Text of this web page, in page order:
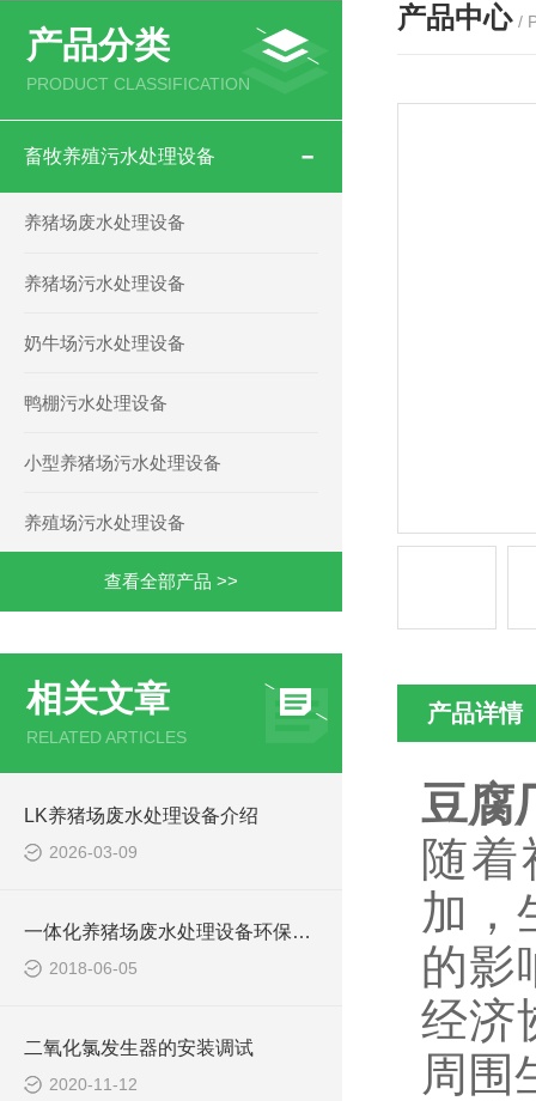
产品分类
PRODUCT CLASSIFICATION
畜牧养殖污水处理设备
养猪场废水处理设备
养猪场污水处理设备
奶牛场污水处理设备
鸭棚污水处理设备
小型养猪场污水处理设备
养殖场污水处理设备
查看全部产品 >>
相关文章
RELATED ARTICLES
LK养猪场废水处理设备介绍
2026-03-09
一体化养猪场废水处理设备环保局新要求
2018-06-05
二氧化氯发生器的安装调试
2020-11-12
产品中心 /
产品详情
豆腐
随
加，
的影
经济
周围